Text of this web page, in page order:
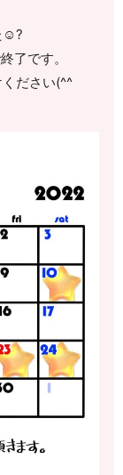
☺️?
了です。
ださい(^^ゞ